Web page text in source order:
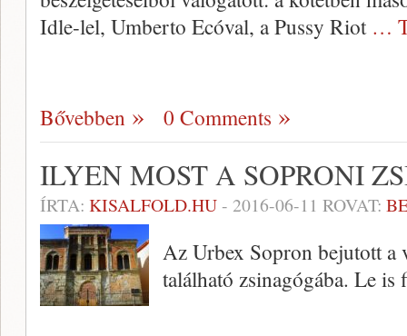
Idle-lel, Umberto Ecóval, a Pussy Riot …
Bővebben 0 Comments
ILYEN MOST A SOPRONI
ÍRTA: KISALFOLD.HU- 2016-06-11 ROVAT:
Az Urbex Sopron bejutott a
található zsinagógába. Le